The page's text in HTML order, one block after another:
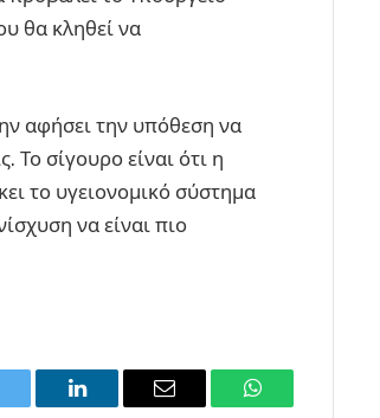
θα κληθεί να
αφήσει την υπόθεση να
Το σίγουρο είναι ότι η
το υγειονομικό σύστημα
να είναι πιο
LinkedIn Email WhatsApp